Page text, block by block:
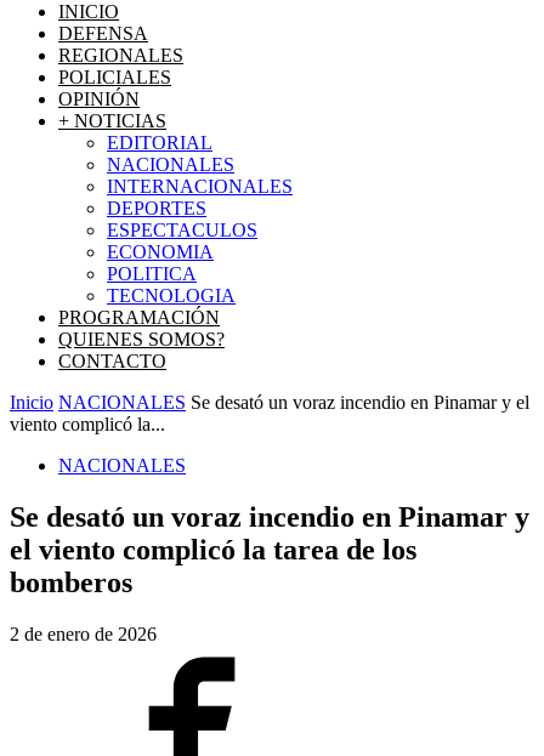
INICIO
DEFENSA
REGIONALES
POLICIALES
OPINIÓN
+ NOTICIAS
EDITORIAL
NACIONALES
INTERNACIONALES
DEPORTES
ESPECTACULOS
ECONOMIA
POLITICA
TECNOLOGIA
PROGRAMACIÓN
QUIENES SOMOS?
CONTACTO
Inicio NACIONALES Se desató un voraz incendio en Pinamar y el
viento complicó la...
NACIONALES
Se desató un voraz incendio en Pinamar y
el viento complicó la tarea de los
bomberos
2 de enero de 2026